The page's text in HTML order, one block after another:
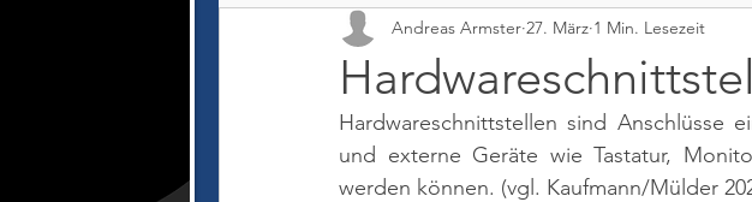
Andreas Armster 27. März 1 Min. Lesezeit
Hardwareschnittstellen sind Anschlüsse
und externe Geräte wie Tastatur,
werden können. (vgl. Kaufmann/Mülder